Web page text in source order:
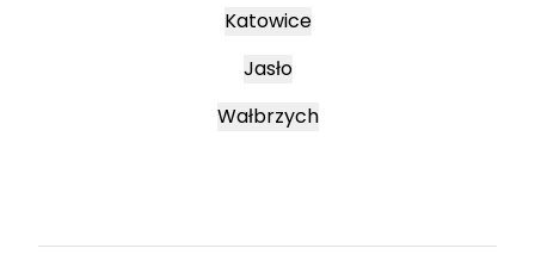
Katowice
Jasło
Wałbrzych